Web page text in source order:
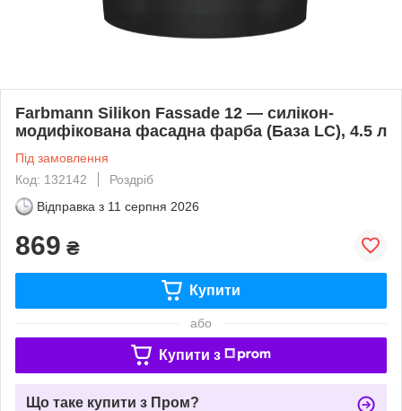
Farbmann Silikon Fassade 12 — силікон-
модифікована фасадна фарба (База LC), 4.5 л
Під замовлення
Код: 132142
Роздріб
Відправка з 11 серпня 2026
869 ₴
Купити
або
Купити з
Що таке купити з Пром?